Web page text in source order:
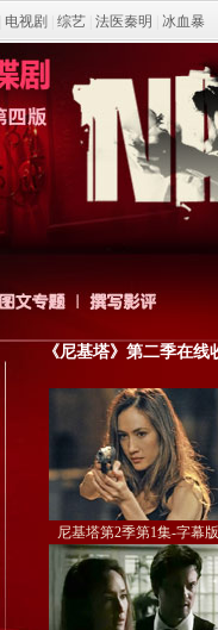
电视剧 综艺| 法医秦明 冰血暴
《尼基塔》第二季在线
尼基塔第2季第1集-字幕版